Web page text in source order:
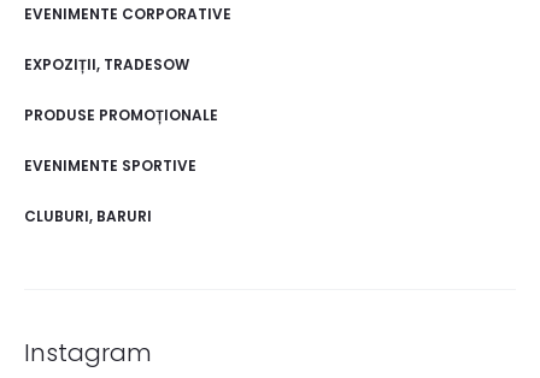
EVENIMENTE CORPORATIVE
EXPOZIȚII, TRADESOW
PRODUSE PROMOȚIONALE
EVENIMENTE SPORTIVE
CLUBURI, BARURI
Instagram